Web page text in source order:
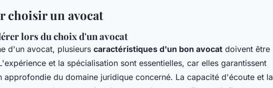
choisir un avocat
lors du choix d'un avocat
d'un avocat, plusieurs caractéristiques d'un bon avocat doivent être
et la spécialisation sont essentielles, car elles garantissent
approfondie du domaine juridique concerné. La capacité d'écoute et la